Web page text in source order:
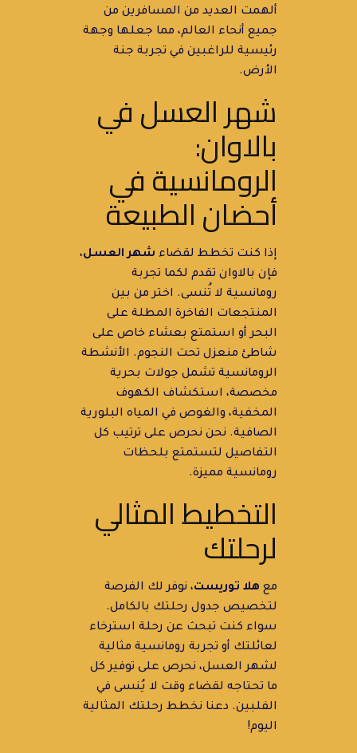
ألهمت العديد من المسافرين من
جميع أنحاء العالم، مما جعلها وجهة
رئيسية للراغبين في تجربة جنة
الأرض.
شهر العسل في
بالاوان:
الرومانسية في
أحضان الطبيعة
إذا كنت تخطط لقضاء شهر العسل،
فإن بالاوان تقدم لكما تجربة
رومانسية لا تُنسى. اختر من بين
المنتجعات الفاخرة المطلة على
البحر أو استمتع بعشاء خاص على
شاطئ منعزل تحت النجوم. الأنشطة
الرومانسية تشمل جولات بحرية
مخصصة، استكشاف الكهوف
المخفية، والغوص في المياه البلورية
الصافية. نحن نحرص على ترتيب كل
التفاصيل لتستمتع بلحظات
رومانسية مميزة.
التخطيط المثالي
لرحلتك
مع هلا توريست، نوفر لك الفرصة
لتخصيص جدول رحلتك بالكامل.
سواء كنت تبحث عن رحلة استرخاء
لعائلتك أو تجربة رومانسية مثالية
لشهر العسل، نحرص على توفير كل
ما تحتاجه لقضاء وقت لا يُنسى في
الفلبين. دعنا نخطط رحلتك المثالية
اليوم!